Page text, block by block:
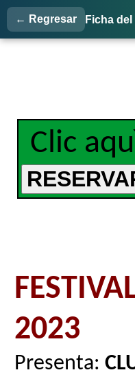
← Regresar Ficha
Clic
2023
Presenta: